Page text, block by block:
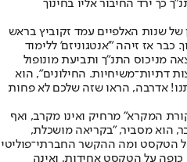
כך ירד החיבור אליו בחינוך
הראשון של שנות האלפיים עמד זקוביץ בראש
כבר אז זיהה "'אנטגוניזם' ללימוד
מניכוס התנ"ך ותביעת מונופול
דתיות־משיחיות. החילונים", הוא
אדרבה, הראו שזה שלכם לא פחות
המקרא" מרחיק ואינו מקרב, ואף
הוא מסביר, "בקריאה מושכלת,
הטקסט ומה ההקשר החברתי־פוליטי
כופה על הטקסט אחידות, ואינה